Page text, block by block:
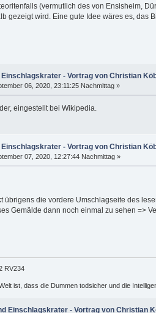
(vermutlich des von Ensisheim,
gezeigt wird. Eine gute Idee wäres es, das
- Vortrag von Christian
06, 2020, 23:11:25 Nachmittag »
eingestellt bei Wikipedia.
- Vortrag von Christian
07, 2020, 12:27:44 Nachmittag »
übrigens die vordere Umschlagseite des
Gemälde dann noch einmal zu sehen =>
RV234
ist, dass die Dummen todsicher und die
Einschlagskrater - Vortrag von Christian